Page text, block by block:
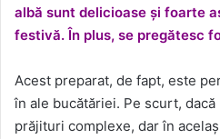
albă sunt delicioase și foarte
festivă. În plus, se pregătesc
Acest preparat, de fapt, este
în ale bucătăriei. Pe scurt,
prăjituri complexe, dar în